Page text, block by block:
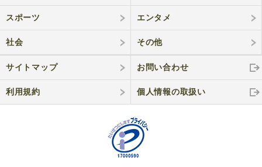
スポーツ エンタメ
社会 その他
サイトマップ お問い合わせ
利用規約 個人情報の取扱い